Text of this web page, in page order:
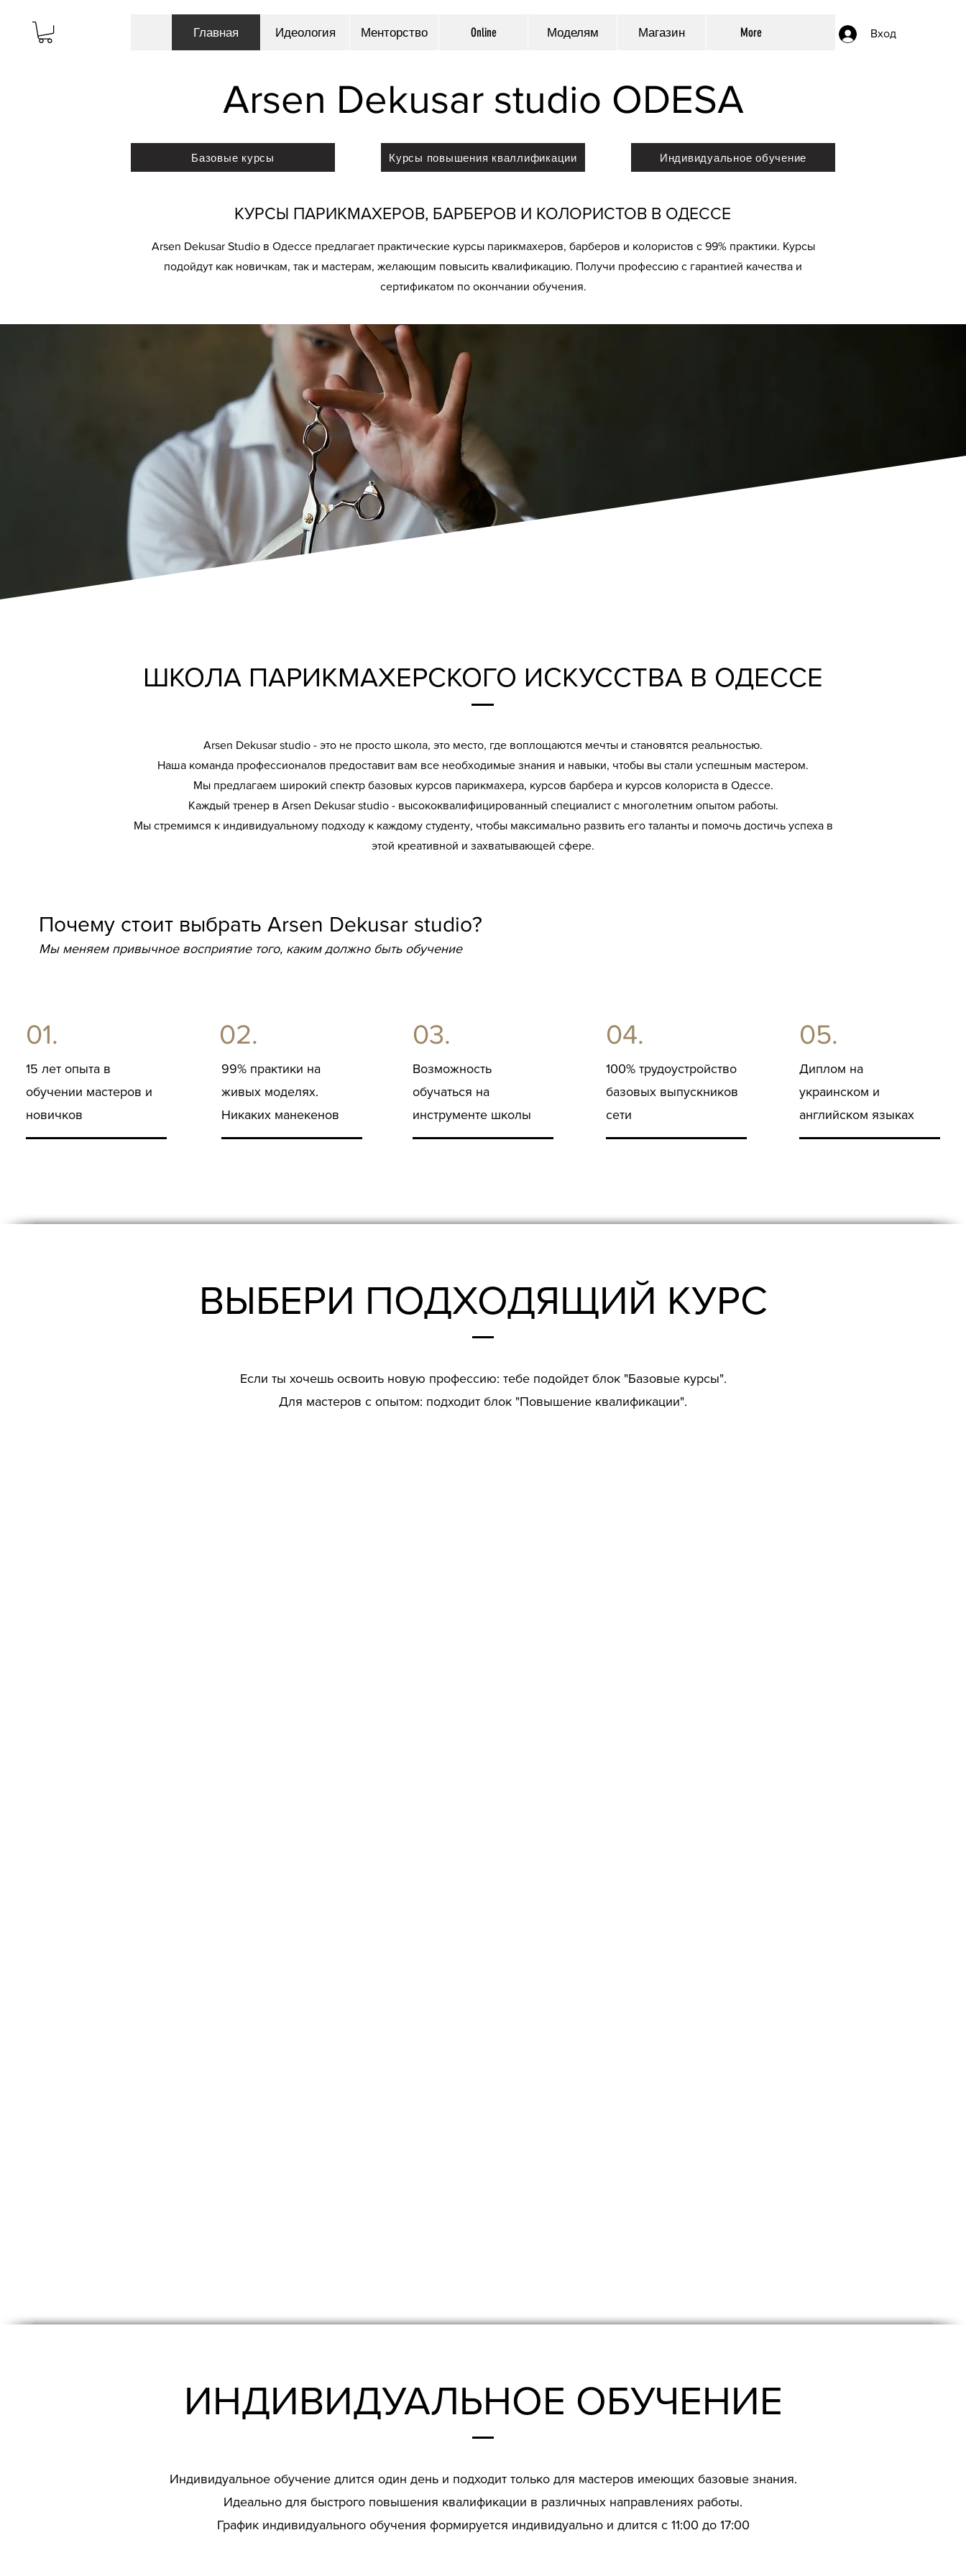
Вход
Главная Идеология Менторство Online Моделям Магазин More
Arsen Dekusar studio ODESA
Базовые курсы Курсы повышения кваллификации Индивидуальное обучение
КУРСЫ ПАРИКМАХЕРОВ, БАРБЕРОВ И КОЛОРИСТОВ В ОДЕССЕ
Arsen Dekusar Studio в Одессе предлагает практические курсы парикмахеров, барберов и колористов с 99% практики. Курсы
подойдут как новичкам, так и мастерам, желающим повысить квалификацию. Получи профессию с гарантией качества и
сертификатом по окончании обучения.
ШКОЛА ПАРИКМАХЕРСКОГО ИСКУССТВА В ОДЕССЕ
Arsen Dekusar studio - это не просто школа, это место, где воплощаются мечты и становятся реальностью.
Наша команда профессионалов предоставит вам все необходимые знания и навыки, чтобы вы стали успешным мастером.
Мы предлагаем широкий спектр базовых курсов парикмахера, курсов барбера и курсов колориста в Одессе.
Каждый тренер в Arsen Dekusar studio - высококвалифицированный специалист с многолетним опытом работы.
Мы стремимся к индивидуальному подходу к каждому студенту, чтобы максимально развить его таланты и помочь достичь успеха в
этой креативной и захватывающей сфере.
Почему стоит выбрать Arsen Dekusar studio?
Мы меняем привычное восприятие того, каким должно быть обучение
01.
15 лет опыта в
обучении мастеров и
новичков
02.
99% практики на
живых моделях.
Никаких манекенов
03.
Возможность
обучаться на
инструменте школы
04.
100% трудоустройство
базовых выпускников
сети
05.
Диплом на
украинском и
английском языках
ВЫБЕРИ ПОДХОДЯЩИЙ КУРС
Если ты хочешь освоить новую профессию: тебе подойдет блок "Базовые курсы".
Для мастеров с опытом: подходит блок "Повышение квалификации".
ИНДИВИДУАЛЬНОЕ ОБУЧЕНИЕ
Индивидуальное обучение длится один день и подходит только для мастеров имеющих базовые знания.
Идеально для быстрого повышения квалификации в различных направлениях работы.
График индивидуального обучения формируется индивидуально и длится с 11:00 до 17:00